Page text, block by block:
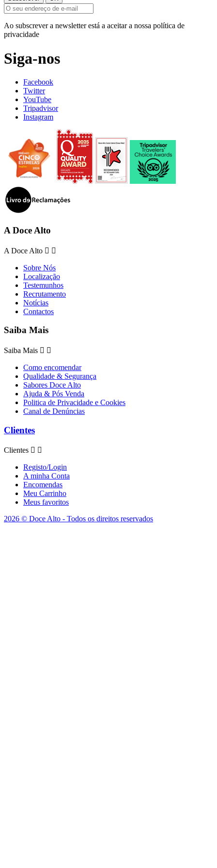
Ao subscrever a newsletter está a aceitar a nossa política de
privacidade
Siga-nos
Facebook
Twitter
YouTube
Tripadvisor
Instagram
A Doce Alto
A Doce Alto  
Sobre Nós
Localização
Testemunhos
Recrutamento
Notícias
Contactos
Saiba Mais
Saiba Mais  
Como encomendar
Qualidade & Segurança
Sabores Doce Alto
Ajuda & Pós Venda
Politica de Privacidade e Cookies
Canal de Denúncias
Clientes
Clientes  
Registo/Login
A minha Conta
Encomendas
Meu Carrinho
Meus favoritos
2026 © Doce Alto - Todos os direitos reservados